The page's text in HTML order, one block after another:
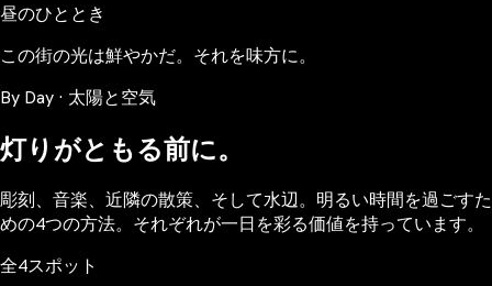
昼のひととき
この街の光は鮮やかだ。それを味方に。
By Day · 太陽と空気
灯りがともる前に。
彫刻、音楽、近隣の散策、そして水辺。明るい時間を過ごすた
めの4つの方法。それぞれが一日を彩る価値を持っています。
全4スポット